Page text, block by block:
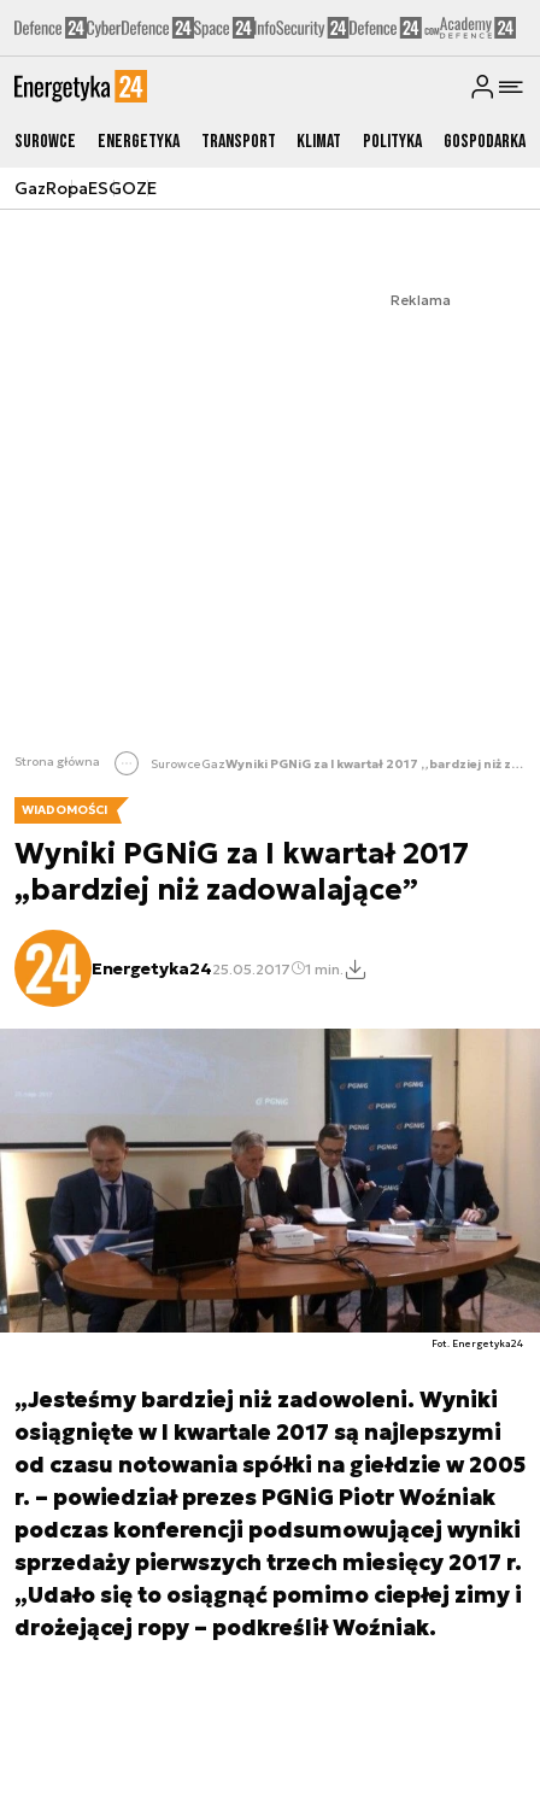
Surowce Energetyka Transport Klimat Polityka Gospodarka
GazRopaESGOZE
Reklama
Strona główna SurowceGaz Wyniki PGNiG za I kwartał 2017 „bardziej niż zadowalające”
WIADOMOŚCI
Wyniki PGNiG za I kwartał 2017
„bardziej niż zadowalające”
Energetyka2425.05.2017 1 min.
Fot. Energetyka24
„Jesteśmy bardziej niż zadowoleni. Wyniki
osiągnięte w I kwartale 2017 są najlepszymi
od czasu notowania spółki na giełdzie w 2005
r. – powiedział prezes PGNiG Piotr Woźniak
podczas konferencji podsumowującej wyniki
sprzedaży pierwszych trzech miesięcy 2017 r.
„Udało się to osiągnąć pomimo ciepłej zimy i
drożejącej ropy – podkreślił Woźniak.